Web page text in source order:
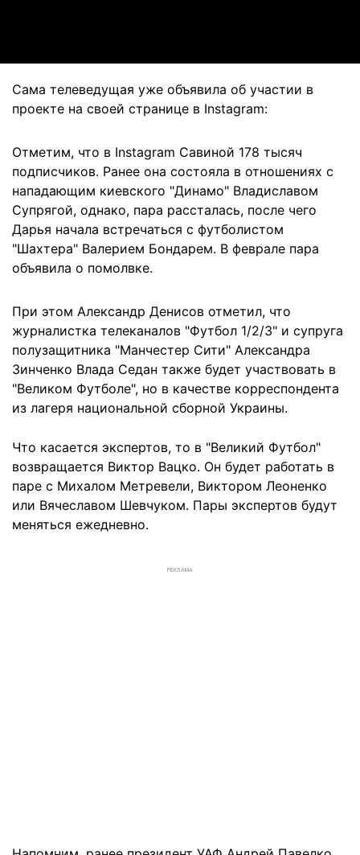
Сама телеведущая уже объявила об участии в
проекте на своей странице в Instagram:
Отметим, что в Instagram Савиной 178 тысяч
подписчиков. Ранее она состояла в отношениях с
нападающим киевского "Динамо" Владиславом
Супрягой, однако, пара рассталась, после чего
Дарья начала встречаться с футболистом
"Шахтера" Валерием Бондарем. В феврале пара
объявила о помолвке.
При этом Александр Денисов отметил, что
журналистка телеканалов "Футбол 1/2/3" и супруга
полузащитника "Манчестер Сити" Александра
Зинченко Влада Седан также будет участвовать в
"Великом Футболе", но в качестве корреспондента
из лагеря национальной сборной Украины.
Что касается экспертов, то в "Великий Футбол"
возвращается Виктор Вацко. Он будет работать в
паре с Михалом Метревели, Виктором Леоненко
или Вячеславом Шевчуком. Пары экспертов будут
меняться ежедневно.
РЕКЛАМА